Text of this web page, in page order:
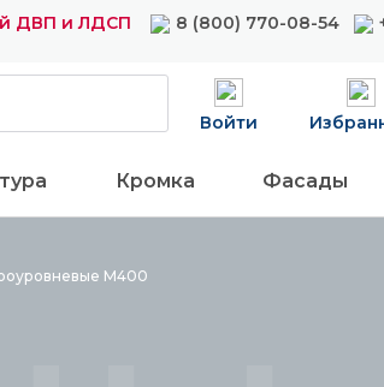
ДВП и ЛДСП 8 (800) 770-08-54
Войти
Кромка Фасады
М400